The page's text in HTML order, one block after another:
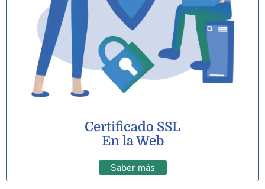
Certificado SSL
En la Web
Saber más